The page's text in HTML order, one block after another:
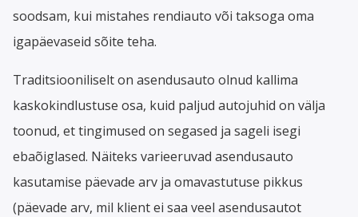
soodsam, kui mistahes rendiauto või taksoga oma
igapäevaseid sõite teha.
Traditsiooniliselt on asendusauto olnud kallima
kaskokindlustuse osa, kuid paljud autojuhid on välja
toonud, et tingimused on segased ja sageli isegi
ebaõiglased. Näiteks varieeruvad asendusauto
kasutamise päevade arv ja omavastutuse pikkus
(päevade arv, mil klient ei saa veel asendusautot